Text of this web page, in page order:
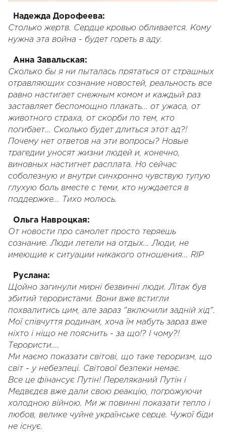
Надежда Дорофеева:
Столько жертв. Сердце кровью обливается. Кому
нужна эта война - будет гореть в аду.
Анна Завальская:
Сколько бы я ни пыталась прятаться от страшных
отравляющих сознание новостей, реальность все
равно настигает снежным комом и каждый раз
заставляет беспомощно плакать... от ужаса, от
животного страха, от скорби по тем, кто
погибает... Сколько будет длиться этот ад?!
Почему нет ответов на эти вопросы? Новые
трагедии уносят жизни людей и, конечно,
виновных настигнет расплата. Но сейчас
соболезную и внутри синхронно чувствую тупую
глухую боль вместе с теми, кто нуждается в
поддержке... Тихо молюсь.
Ольга Навроцкая:
От новости про самолет просто теряешь
сознание. Люди летели на отдых... Люди, не
имеющие к ситуации никакого отношения... RIP
Руслана:
Щойно загинули мирні безвинні люди. Літак був
збитий терористами. Вони вже встигли
похвалитись цим, але зараз "включили задній хід".
Мої співчуття родинам, хоча їм мабуть зараз вже
ніхто і ніщо не пояснить - за що!? І чому?!
Терористи....
Ми маємо показати світові, що таке тероризм, що
світ - у небезпеці. Світової безпеки немає.
Все це фінансує Путін! Переляканий Путін і
Медвєдєв вже дали свою реакцію, погрожуючи
холодною війною. Ми ж повинні показати тепло і
любов, велике чуйне українське серце. Чужої біди
не існує.